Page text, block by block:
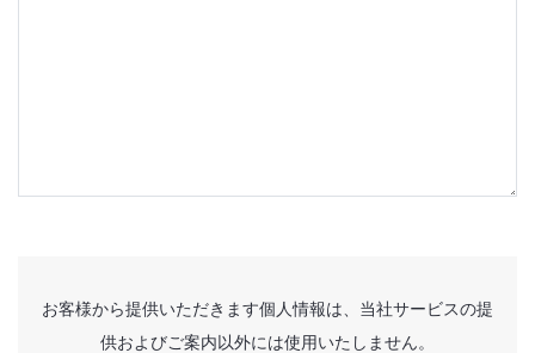
お客様から提供いただきます個人情報は、当社サービスの提
供およびご案内以外には使用いたしません。